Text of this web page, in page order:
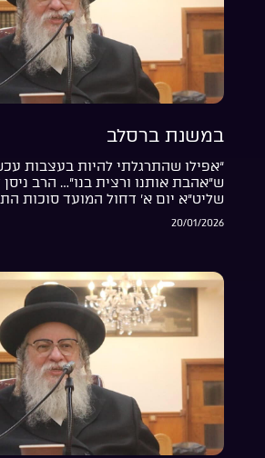
במשנת ברסלב
“אפילו שהתרגלתי להיות בעצבות
ש”אהבת אותנו ורצית בנו”… הרב ניסן
שליט”א יום א’ דחול המועד סוכות
20/01/2026